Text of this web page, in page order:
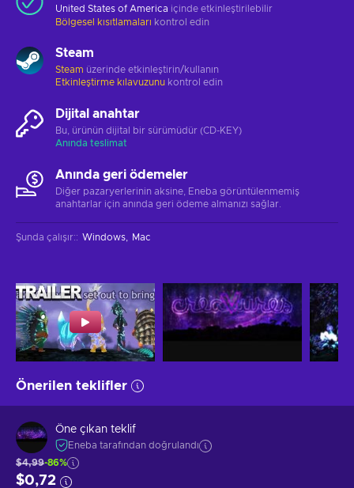
United States of America içinde etkinleştirilebilir
Bölgesel kısıtlamaları kontrol edin
Steam
Steam üzerinde etkinleştirin/kullanın
Etkinleştirme kılavuzunu kontrol edin
Dijital anahtar
Bu, ürünün dijital bir sürümüdür (CD-KEY)
Anında teslimat
Anında geri ödemeler
Diğer pazaryerlerinin aksine, Eneba görüntülenmemiş
anahtarlar için anında geri ödeme almanızı sağlar.
Şunda çalışır:: Windows Mac
Önerilen teklifler
Öne çıkan teklif
Eneba tarafından doğrulandı
$4,99-86%
$0,72